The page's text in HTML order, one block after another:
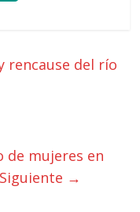
rencause del río
de mujeres en
Siguiente →